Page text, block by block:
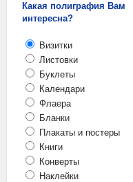
Какая полиграфия Вам
интересна?
Визитки
Листовки
Буклеты
Календари
Флаера
Бланки
Плакаты и постеры
Книги
Конверты
Наклейки